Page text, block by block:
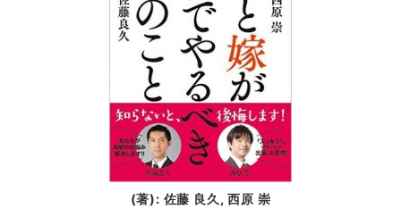
(著): 佐藤 良久, 西原 崇